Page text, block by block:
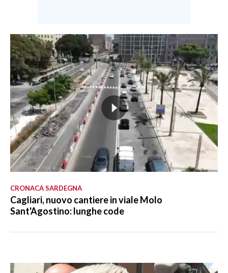
CRONACA SARDEGNA
Cagliari, nuovo cantiere in viale Molo
Sant'Agostino: lunghe code